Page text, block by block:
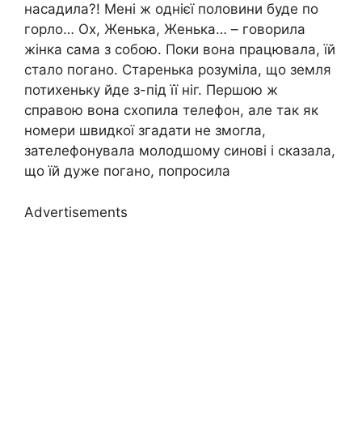
насадила?! Мені ж однієї половини буде по
горло… Ох, Женька, Женька… – говорила
жінка сама з собою. Поки вона працювала, їй
стало погано. Старенька розуміла, що земля
потихеньку йде з-під її ніг. Першою ж
справою вона схопила телефон, але так як
номери швидкої згадати не змогла,
зателефонувала молодшому синові і сказала,
що їй дуже погано, попросила
Advertisements